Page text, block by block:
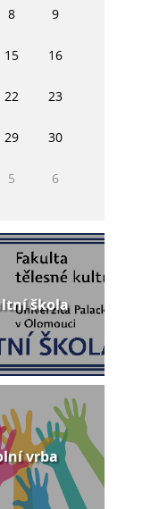
8 9
15 16
22 23
29 30
5 6
škola
vrba